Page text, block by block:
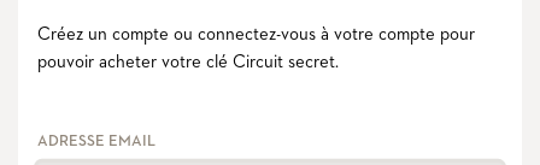
Créez un compte ou connectez-vous à votre compte pour
pouvoir acheter votre clé Circuit secret.
ADRESSE EMAIL